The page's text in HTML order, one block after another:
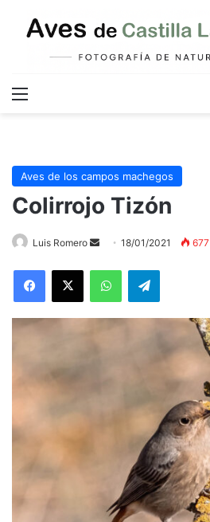
Menú
Aves de los campos machegos
Colirrojo Tizón
Luis Romero
Send
email
18/01/2021 677
WhatsAppTelegram